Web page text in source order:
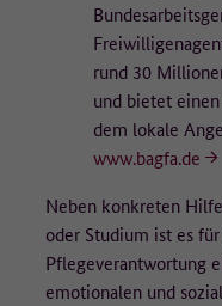
rund 30
und bietet
dem lokale
www.bagfa.de
Neben konkreten
oder Studium ist es
Pflegeverantwortung
emotionalen und